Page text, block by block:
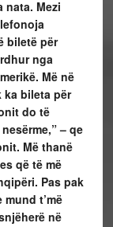
nata. Mezi
biletë për
nga
Më në
ka bileta për
do të
– qe
Më thanë
që të më
Pas pak
t’më
në